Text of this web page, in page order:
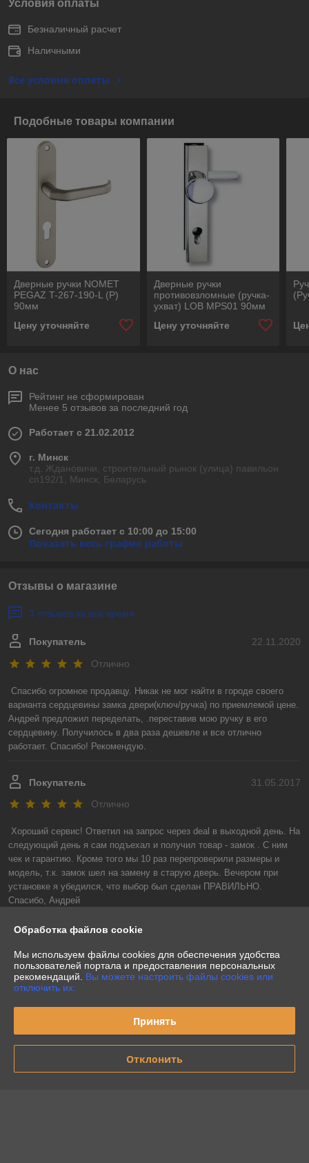
Условия оплаты
Безналичный расчет
Наличными
Все условия оплаты
Подобные товары компании
Дверные ручки NOMET
PEGAZ T-267-190-L (P)
90мм
Цену уточняйте
Дверные ручки
противовзломные (ручка-
ухват) LOB MPS01 90мм
Цену уточняйте
О нас
Рейтинг не сформирован
Менее 5 отзывов за последний год
Работает с 21.02.2012
г. Минск
т.д. Ждановичи, строительный рынок (улица) павильон
сп192/1, Минск, Беларусь
Контакты
Сегодня работает с 10:00 до 15:00
Показать весь график работы
Отзывы о магазине
3 отзывов за всё время
22.11.2020
Покупатель
Отлично
Спасибо огромное продавцу. Никак не мог найти в городе своего
варианта сердцевины замка двери(ключ/ручка) по приемлемой цене.
Андрей предложил переделать, .переставив мою ручку в его
сердцевину. Получилось в два раза дешевле и все отлично
работает. Спасибо! Рекомендую.
31.05.2017
Покупатель
Отлично
Хороший сервис! Ответил на запрос через deal в выходной день. На
следующий день я сам подъехал и получил товар - замок . С ним
чек и гарантию. Кроме того мы 10 раз перепроверили размеры и
модель, т.к. замок шел на замену в старую дверь. Вечером при
установке я убедился, что выбор был сделан ПРАВИЛЬНО.
Спасибо, Андрей
Показать все отзывы
О нас
Контакты
График работы
Обработка файлов cookie
Мы используем файлы cookies для обеспечения удобства
пользователей портала и предоставления персональных
рекомендаций. Вы можете настроить файлы cookies или
отключить их.
Принять
Отклонить